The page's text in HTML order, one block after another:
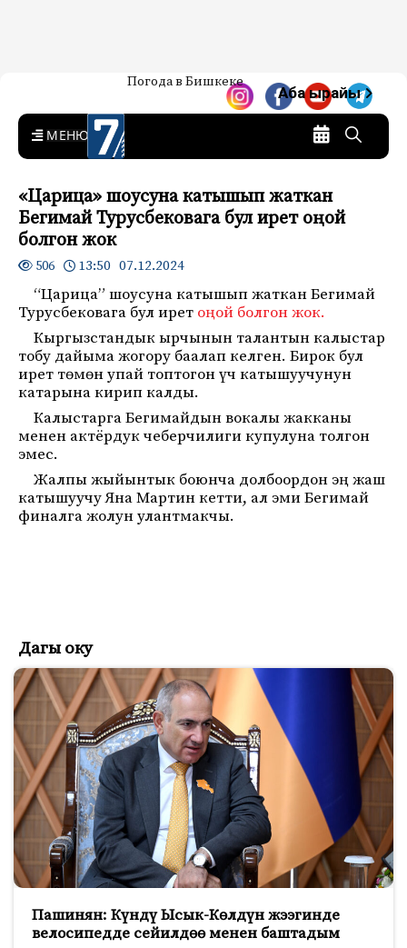
7-канал. Жаңылыктар —
Кыргызстан
Жаңылыктар — Кыргызстан
Погода в Бишкеке
Аба ырайы
MENU
«Царица» шоусуна катышып жаткан
Бегимай Турусбековага бул ирет оңой
болгон жок
506 13:50 07.12.2024
“Царица” шоусуна катышып жаткан Бегимай
Турусбековага бул ирет оңой болгон жок.
Кыргызстандык ырчынын талантын калыстар
тобу дайыма жогору баалап келген. Бирок бул
ирет төмөн упай топтогон үч катышуучунун
катарына кирип калды.
Калыстарга Бегимайдын вокалы жакканы
менен актёрдук чеберчилиги купулуна толгон
эмес.
Жалпы жыйынтык боюнча долбоордон эң жаш
катышуучу Яна Мартин кетти, ал эми Бегимай
финалга жолун улантмакчы.
Дагы оку
Пашинян: Күндү Ысык-Көлдүн жээгинде
велосипедде сейилдөө менен баштадым